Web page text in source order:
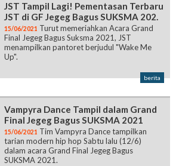
JST Tampil Lagi! Pementasan Terbaru
JST di GF Jegeg Bagus SUKSMA 202.
15/06/2021 Turut memeriahkan Acara Grand
Final Jegeg Bagus Suksma 2021, JST
menampilkan pantoret berjudul "Wake Me
Up".
berita
Vampyra Dance Tampil dalam Grand
Final Jegeg Bagus SUKSMA 2021
15/06/2021 Tim Vampyra Dance tampilkan
tarian modern hip hop Sabtu lalu (12/6)
dalam acara Grand Final Jegeg Bagus
SUKSMA 2021.